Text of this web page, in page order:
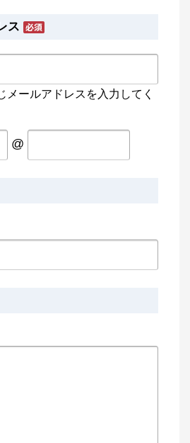
ス
メールアドレスを入力してく
@